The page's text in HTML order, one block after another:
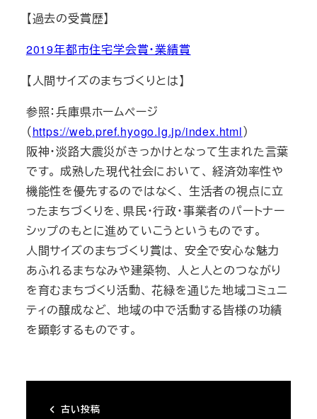
【過去の受賞歴】
2019年都市住宅学会賞・業績賞
【人間サイズのまちづくりとは】
参照：兵庫県ホームページ
（https://web.pref.hyogo.lg.jp/index.html）
阪神・淡路大震災がきっかけとなって生まれた言葉
です。 成熟した現代社会において、 経済効率性や
機能性を優先するのではなく、 生活者の視点に立
ったまちづくりを、県民・行政・事業者のパートナー
シップのもとに進めていこうというものです。
人間サイズのまちづくり賞は、 安全で安心な魅力
あふれるまちなみや建築物、 人と人とのつながり
を育むまちづくり活動、 花緑を通じた地域コミュニ
ティの醸成など、 地域の中で活動する皆様の功績
を顕彰するものです。
古い投稿